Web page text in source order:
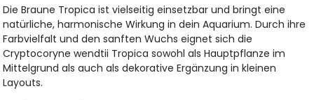
Die Braune Tropica ist vielseitig einsetzbar und bringt eine
natürliche, harmonische Wirkung in dein Aquarium. Durch ihre
Farbvielfalt und den sanften Wuchs eignet sich die
Cryptocoryne wendtii Tropica sowohl als Hauptpflanze im
Mittelgrund als auch als dekorative Ergänzung in kleinen
Layouts.